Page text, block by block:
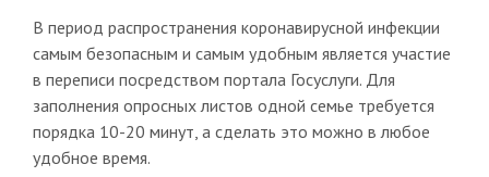
В период распространения коронавирусной инфекции
самым безопасным и самым удобным является участие
в переписи посредством портала Госуслуги. Для
заполнения опросных листов одной семье требуется
порядка 10-20 минут, а сделать это можно в любое
удобное время.